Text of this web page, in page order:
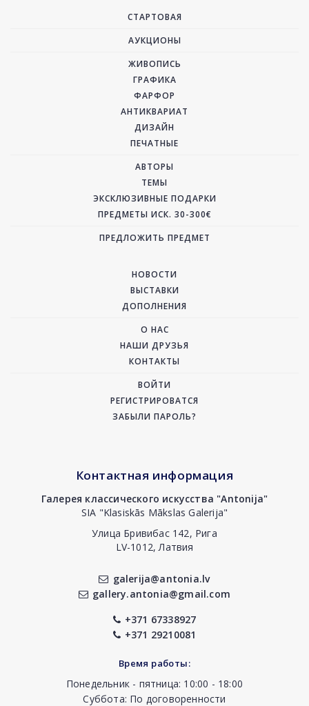
СТАРТОВАЯ
АУКЦИОНЫ
ЖИВОПИСЬ
ГРАФИКА
ФАРФОР
АНТИКВАРИАТ
ДИЗАЙН
ПЕЧАТНЫЕ
АВТОРЫ
ТЕМЫ
ЭКСКЛЮЗИВНЫЕ ПОДАРКИ
ПРЕДМЕТЫ ИСК. 30-300€
ПРЕДЛОЖИТЬ ПРЕДМЕТ
НОВОСТИ
ВЫСТАВКИ
ДОПОЛНЕНИЯ
О НАС
НАШИ ДРУЗЬЯ
КОНТАКТЫ
ВОЙТИ
РЕГИСТРИРОВАТСЯ
ЗАБЫЛИ ПАРОЛЬ?
Контактная информация
Галерея классического искусства "Antonija"
SIA "Klasiskās Mākslas Galerija"
Улица Бривибас 142, Рига
LV-1012, Латвия
galerija@antonia.lv
gallery.antonia@gmail.com
+371 67338927
+371 29210081
Время работы:
Понедельник - пятница: 10:00 - 18:00
Суббота: По договоренности